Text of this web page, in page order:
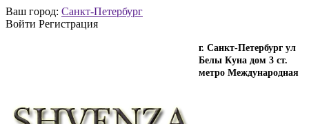
Ваш город: Санкт-Петербург
Войти Регистрация
г. Санкт-Петербург ул
Белы Куна дом 3 ст.
метро Международная